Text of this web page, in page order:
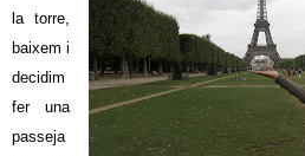
la torre,
baixem i
decidim
fer una
passeja